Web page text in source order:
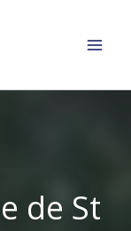
de St